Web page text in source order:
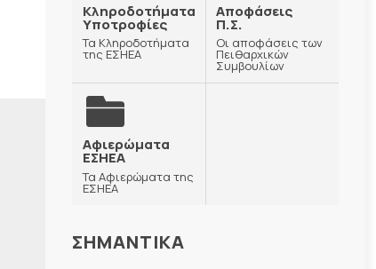
Κληροδοτήματα
Υποτροφίες
Τα Κληροδοτήματα
της ΕΣΗΕΑ
Αποφάσεις
Π.Σ.
Οι αποφάσεις των
Πειθαρχικών
Συμβουλίων
Αφιερώματα
ΕΣΗΕΑ
Τα Αφιερώματα της
ΕΣΗΕΑ
ΣΗΜΑΝΤΙΚΑ